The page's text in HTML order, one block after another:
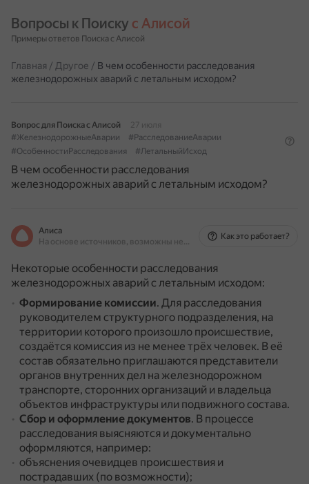
Вопросы к Поиску с Алисой
Примеры ответов Поиска с Алисой
Главная / Другое / В чем особенности расследования
железнодорожных аварий с летальным исходом?
Вопрос для Поиска с Алисой
27 июля
#ЖелезнодорожныеАварии
#РасследованиеАварии
#ОсобенностиРасследования
#ЛетальныйИсход
В чем особенности расследования
железнодорожных аварий с летальным исходом?
Алиса
На основе источников, возможны неточности
Как это работает?
Некоторые особенности расследования
железнодорожных аварий с летальным исходом:
Формирование комиссии. Для расследования
руководителем структурного подразделения, на
территории которого произошло происшествие,
создаётся комиссия из не менее трёх человек. В её
состав обязательно приглашаются представители
органов внутренних дел на железнодорожном
транспорте, сторонних организаций и владельца
объектов инфраструктуры или подвижного состава.
Сбор и оформление документов. В процессе
расследования выясняются и документально
оформляются, например:
объяснения очевидцев происшествия и
пострадавших (по возможности);